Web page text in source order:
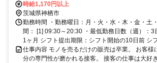
時給1,170円以上
茨城県神栖市
勤務時間 ・勤務曜日：月・火・水・木・金・土
間： [1] 09:30～20:30 ・最低勤務日数（週）：3
1ヶ月 シフト提出期限：シフト開始の10日前 シ
仕事内容 モノを売るだけの販売は卒業。 お客様
分の専門性が磨かれる接客。 接客の仕事は大好